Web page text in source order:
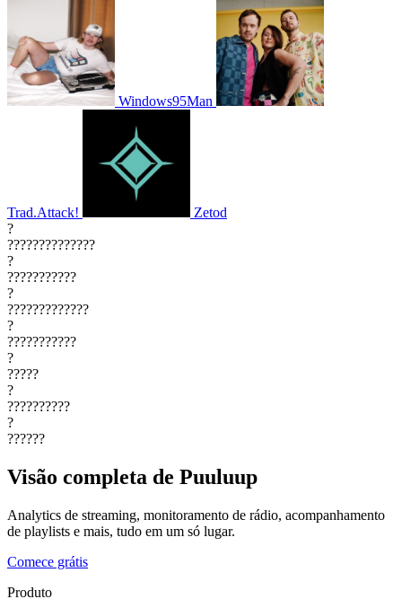
Windows95Man
Trad.Attack!
Zetod
?
??????????????
?
???????????
?
?????????????
?
???????????
?
?????
?
??????????
?
??????
Visão completa de Puuluup
Analytics de streaming, monitoramento de rádio, acompanhamento
de playlists e mais, tudo em um só lugar.
Comece grátis
Produto